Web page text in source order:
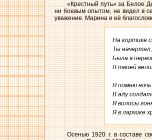
«Крестный путь» за Белое
ни боевым опытом, не видел в
уважение. Марина и её
На кортике
Ты
Была я
В твоей
Я помню
В аду
Я волосы
Я в ларчике
Осенью 1920 г. в составе